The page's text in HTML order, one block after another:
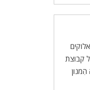
קבוצת